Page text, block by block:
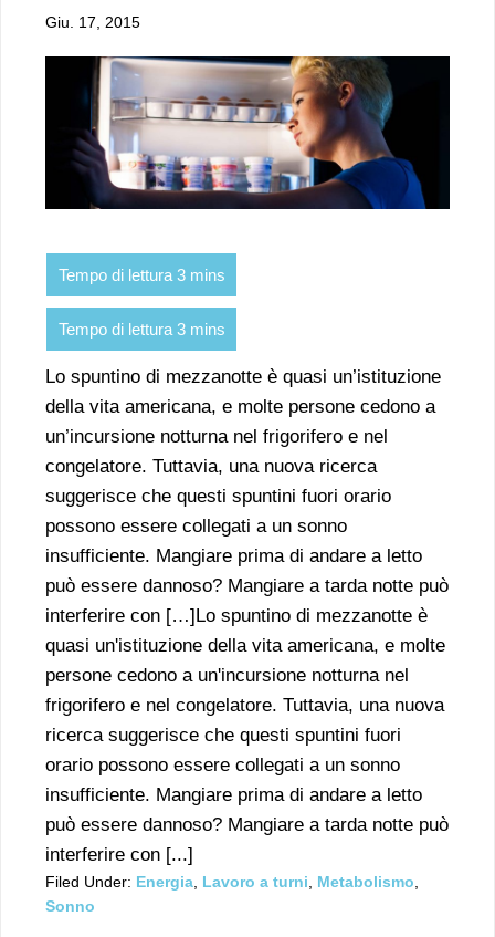
Giu. 17, 2015
Lo spuntino di mezzanotte è quasi un’istituzione
della vita americana, e molte persone cedono a
un’incursione notturna nel frigorifero e nel
congelatore. Tuttavia, una nuova ricerca
suggerisce che questi spuntini fuori orario
possono essere collegati a un sonno
insufficiente. Mangiare prima di andare a letto
può essere dannoso? Mangiare a tarda notte può
interferire con […]Lo spuntino di mezzanotte è
quasi un'istituzione della vita americana, e molte
persone cedono a un'incursione notturna nel
frigorifero e nel congelatore. Tuttavia, una nuova
ricerca suggerisce che questi spuntini fuori
orario possono essere collegati a un sonno
insufficiente. Mangiare prima di andare a letto
può essere dannoso? Mangiare a tarda notte può
interferire con [...]
Filed Under: Energia, Lavoro a turni, Metabolismo,
Sonno